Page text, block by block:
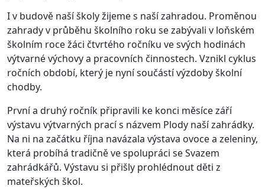
I v budově naší školy žijeme s naší zahradou. Proměnou
zahrady v průběhu školního roku se zabývali v loňském
školním roce žáci čtvrtého ročníku ve svých hodinách
výtvarné výchovy a pracovních činnostech. Vznikl cyklus
ročních období, který je nyní součástí výzdoby školní
chodby.
První a druhý ročník připravili ke konci měsíce září
výstavu výtvarných prací s názvem Plody naší zahrádky.
Na ni na začátku října navázala výstava ovoce a zeleniny,
která probíhá tradičně ve spolupráci se Svazem
zahrádkářů. Výstavu si přišly prohlédnout děti z
mateřských škol.